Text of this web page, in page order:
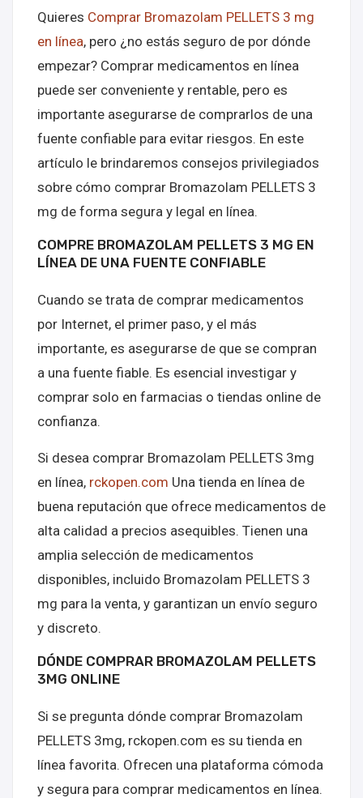
Quieres Comprar Bromazolam PELLETS 3 mg
en línea, pero ¿no estás seguro de por dónde
empezar? Comprar medicamentos en línea
puede ser conveniente y rentable, pero es
importante asegurarse de comprarlos de una
fuente confiable para evitar riesgos. En este
artículo le brindaremos consejos privilegiados
sobre cómo comprar Bromazolam PELLETS 3
mg de forma segura y legal en línea.
COMPRE BROMAZOLAM PELLETS 3 MG EN
LÍNEA DE UNA FUENTE CONFIABLE
Cuando se trata de comprar medicamentos
por Internet, el primer paso, y el más
importante, es asegurarse de que se compran
a una fuente fiable. Es esencial investigar y
comprar solo en farmacias o tiendas online de
confianza.
Si desea comprar Bromazolam PELLETS 3mg
en línea, rckopen.com Una tienda en línea de
buena reputación que ofrece medicamentos de
alta calidad a precios asequibles. Tienen una
amplia selección de medicamentos
disponibles, incluido Bromazolam PELLETS 3
mg para la venta, y garantizan un envío seguro
y discreto.
DÓNDE COMPRAR BROMAZOLAM PELLETS
3MG ONLINE
Si se pregunta dónde comprar Bromazolam
PELLETS 3mg, rckopen.com es su tienda en
línea favorita. Ofrecen una plataforma cómoda
y segura para comprar medicamentos en línea.